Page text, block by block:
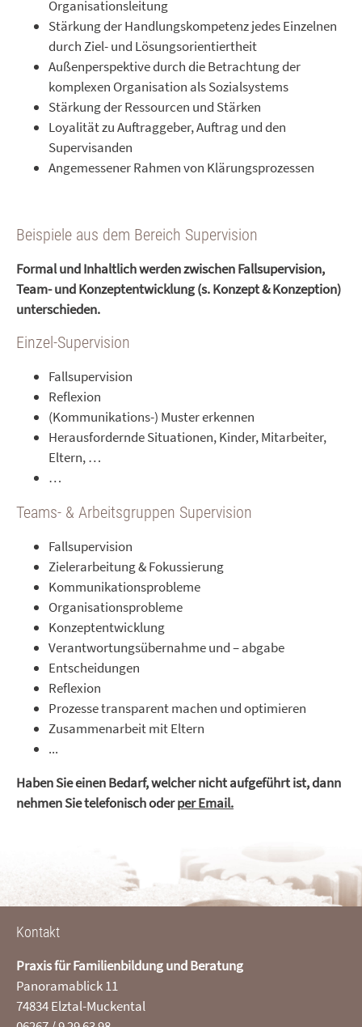
Organisationsleitung
Stärkung der Handlungskompetenz jedes Einzelnen
durch Ziel- und Lösungsorientiertheit
Außenperspektive durch die Betrachtung der
komplexen Organisation als Sozialsystems
Stärkung der Ressourcen und Stärken
Loyalität zu Auftraggeber, Auftrag und den
Supervisanden
Angemessener Rahmen von Klärungsprozessen
Beispiele aus dem Bereich Supervision
Formal und Inhaltlich werden zwischen Fallsupervision,
Team- und Konzeptentwicklung (s. Konzept & Konzeption)
unterschieden.
Einzel-Supervision
Fallsupervision
Reflexion
(Kommunikations-) Muster erkennen
Herausfordernde Situationen, Kinder, Mitarbeiter,
Eltern, …
…
Teams- & Arbeitsgruppen Supervision
Fallsupervision
Zielerarbeitung & Fokussierung
Kommunikationsprobleme
Organisationsprobleme
Konzeptentwicklung
Verantwortungsübernahme und – abgabe
Entscheidungen
Reflexion
Prozesse transparent machen und optimieren
Zusammenarbeit mit Eltern
...
Haben Sie einen Bedarf, welcher nicht aufgeführt ist, dann
nehmen Sie telefonisch oderper Email.
Kontakt
Praxis für Familienbildung und Beratung
Panoramablick 11
74834 Elztal-Muckental